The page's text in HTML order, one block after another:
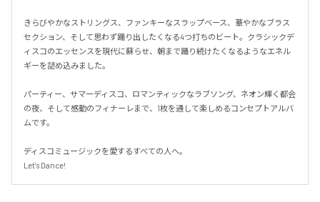
きらびやかなストリングス、ファンキーなスラップベース、華やかなブラス
セクション、そして思わず踊り出したくなる4つ打ちのビート。クラシックデ
ィスコのエッセンスを現代に蘇らせ、朝まで踊り続けたくなるようなエネル
ギーを詰め込みました。
パーティー、サマーディスコ、ロマンティックなラブソング、ネオン輝く都会
の夜、そして感動のフィナーレまで、1枚を通して楽しめるコンセプトアルバ
ムです。
ディスコミュージックを愛するすべての人へ。
Let's Dance!